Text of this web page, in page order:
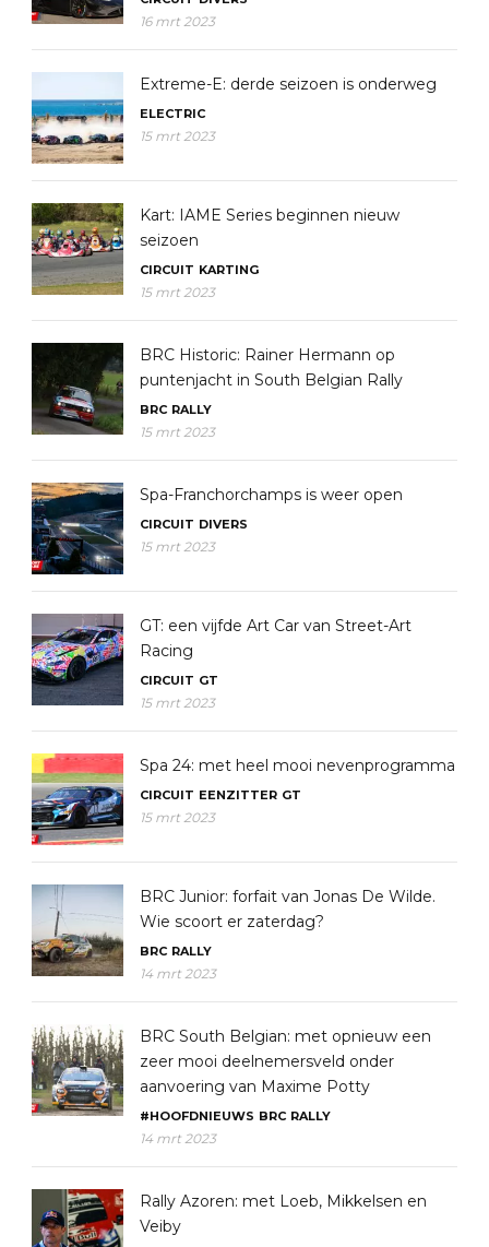
16 mrt 2023
Extreme-E: derde seizoen is onderweg
ELECTRIC
15 mrt 2023
Kart: IAME Series beginnen nieuw
seizoen
CIRCUIT KARTING
15 mrt 2023
BRC Historic: Rainer Hermann op
puntenjacht in South Belgian Rally
BRC RALLY
15 mrt 2023
Spa-Franchorchamps is weer open
CIRCUIT DIVERS
15 mrt 2023
GT: een vijfde Art Car van Street-Art
Racing
CIRCUIT GT
15 mrt 2023
Spa 24: met heel mooi nevenprogramma
CIRCUIT EENZITTER GT
15 mrt 2023
BRC Junior: forfait van Jonas De Wilde.
Wie scoort er zaterdag?
BRC RALLY
14 mrt 2023
BRC South Belgian: met opnieuw een
zeer mooi deelnemersveld onder
aanvoering van Maxime Potty
#HOOFDNIEUWS BRC RALLY
14 mrt 2023
Rally Azoren: met Loeb, Mikkelsen en
Veiby